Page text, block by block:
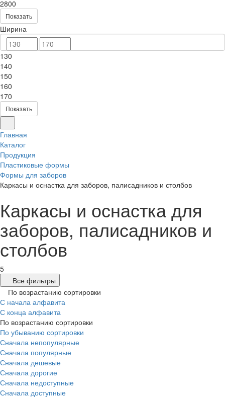
2800
Показать
Ширина
130
140
150
160
170
Показать
Главная
Каталог
Продукция
Пластиковые формы
Формы для заборов
Каркасы и оснастка для заборов, палисадников и столбов
Каркасы и оснастка для
заборов, палисадников и
столбов
5
Все фильтры
По возрастанию сортировки
С начала алфавита
С конца алфавита
По возрастанию сортировки
По убыванию сортировки
Сначала непопулярные
Сначала популярные
Сначала дешевые
Сначала дорогие
Сначала недоступные
Сначала доступные